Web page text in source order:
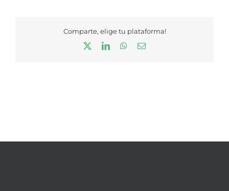
Comparte, elige tu plataforma!
LinkedInWhatsApp
Correo